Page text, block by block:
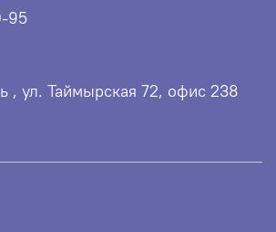
95
, ул. Таймырская 72, офис 238